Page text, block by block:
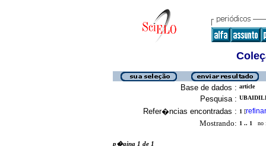
Base de dados : article
Pesquisa :
Refer�ncias encontradas : 1 [refinar
Mostrando: 1 .. 1 no
p�gina 1 de 1